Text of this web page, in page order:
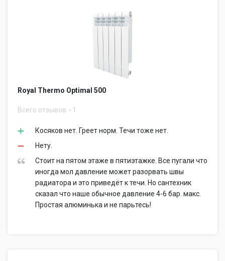
Royal Thermo Optimal 500
Всего отзывов 1
Косяков нет. Греет норм. Течи тоже нет.
Нету.
Стоит на пятом этаже в пятиэтажке. Все пугали что
иногда мол давление может разорвать швы
радиатора и это приведёт к течи. Но сантехник
сказал что наше обычное давление 4-6 бар. макс.
Простая алюминька и не парьтесь!